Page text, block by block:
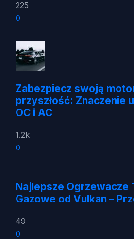
225
0
Zabezpiecz swoją
przyszłość: Znaczenie
OC i AC
1.2k
0
Najlepsze Ogrzewacze
Gazowe od Vulkan –
49
0